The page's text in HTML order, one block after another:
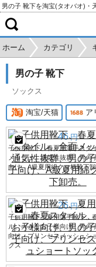
ホーム カテゴリ
男の子 靴下
ソックス
淘宝/天猫 ア
46 円
子供用靴下、春夏用薄手スタ
メッシュ、通気性抜群、男の
向け、A級夏用綿クマ柄靴下
26 円
子供用靴下、夏用薄手靴下、
ル、大きなお子様向け、男の
向け、プリンセスメッシュシ
クス